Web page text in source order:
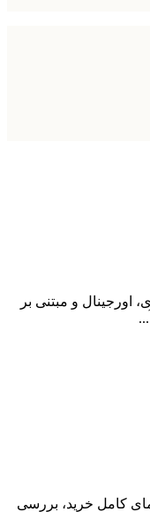
اورجینال و مبتنی بر
کامل خرید، بررسی